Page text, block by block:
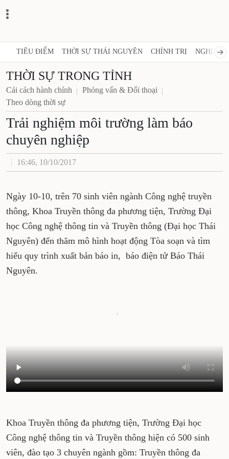
TIÊU ĐIỂM THỜI SỰ THÁI NGUYÊN CHÍNH TRỊ NGHỊ
THỜI SỰ TRONG TỈNH
Cải cách hành chính
Phỏng vấn & Đối thoại
Theo dòng thời sự
Trải nghiệm môi trường làm báo
chuyên nghiệp
16:46, 10/10/2017
Ngày 10-10, trên 70 sinh viên ngành Công nghệ truyền
thông, Khoa Truyền thông đa phương tiện, Trường Đại
học Công nghệ thông tin và Truyền thông (Đại học Thái
Nguyên) đến thăm mô hình hoạt động Tòa soạn và tìm
hiểu quy trình xuất bản báo in, báo điện tử Báo Thái
Nguyên.
Khoa Truyền thông đa phương tiện, Trường Đại học
Công nghệ thông tin và Truyền thông hiện có 500 sinh
viên, đào tạo 3 chuyên ngành gồm: Truyền thông đa